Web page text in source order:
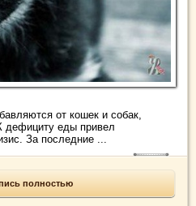
от кошек и собак,
еды привел
За последние ...
полностью